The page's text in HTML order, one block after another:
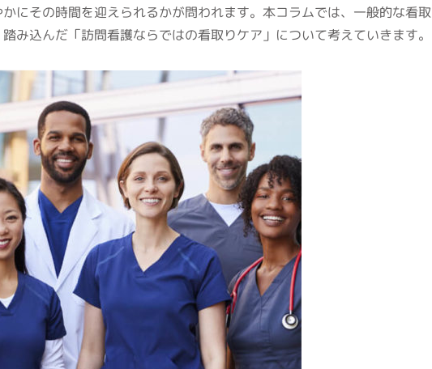
にその時間を迎えられるかが問われます。本コラムでは、一般的な看取
み込んだ「訪問看護ならではの看取りケア」について考えていきます。